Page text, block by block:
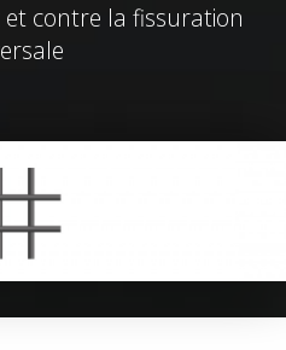
contre la fissuration